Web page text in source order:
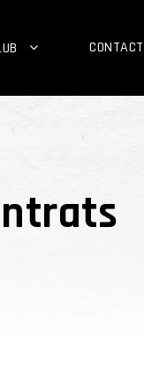
CONTACT